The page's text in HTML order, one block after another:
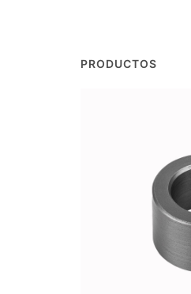
PRODUCTOS